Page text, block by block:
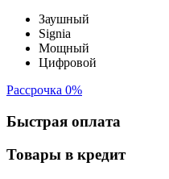
Заушный
Signia
Мощный
Цифровой
Рассрочка 0%
Быстрая оплата
Товары в кредит